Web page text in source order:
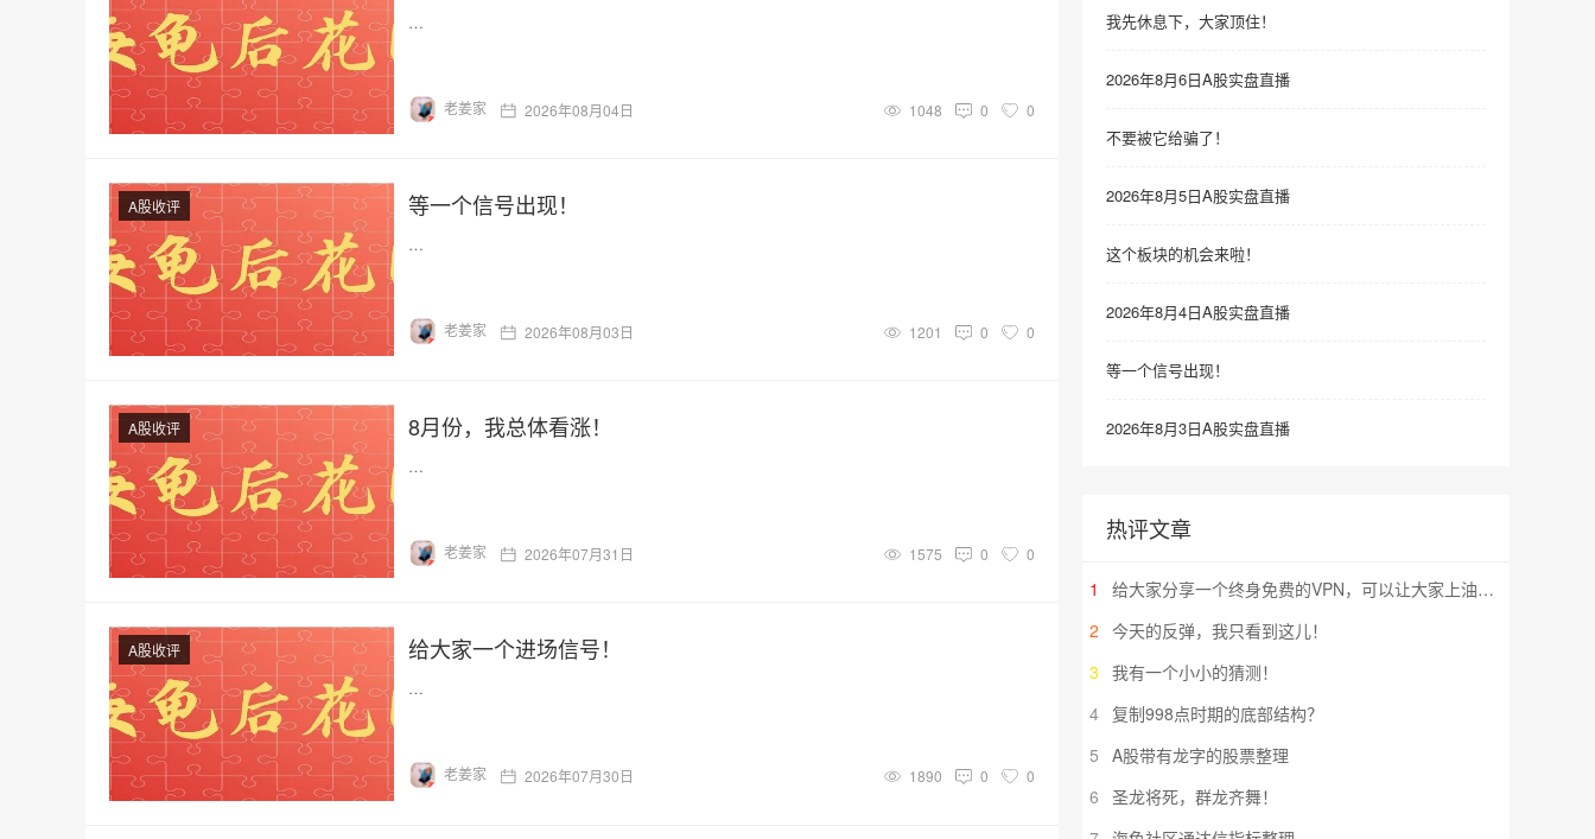
…
老姜家 2026年08月04日 1048 0 0
A股收评 等一个信号出现！
…
老姜家 2026年08月03日 1201 0 0
A股收评 8月份，我总体看涨！
…
老姜家 2026年07月31日 1575 0 0
A股收评 给大家一个进场信号！
…
老姜家 2026年07月30日 1890 0 0
我先休息下，大家顶住！
2026年8月6日A股实盘直播
不要被它给骗了！
2026年8月5日A股实盘直播
这个板块的机会来啦！
2026年8月4日A股实盘直播
等一个信号出现！
2026年8月3日A股实盘直播
热评文章
1
给大家分享一个终身免费的VPN，可以让大家上油管（YouTube）看视频，去twitter反讽润人
2
今天的反弹，我只看到这儿！
3 我有一个小小的猜测！
4 复制998点时期的底部结构？
5 A股带有龙字的股票整理
6 圣龙将死，群龙齐舞！